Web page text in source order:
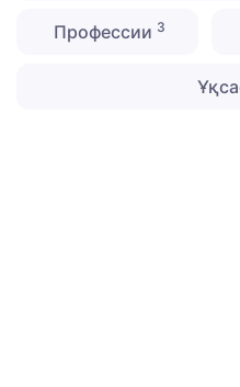
Профессии 3